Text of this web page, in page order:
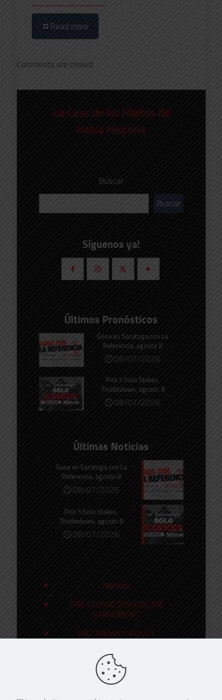
Read more
Comments are closed.
La Casa de los Hípicos de
Habla Hispana
Buscar
Buscar
Síguenos ya!
Últimos Pronósticos
Gana en Saratoga con La
Referencia, agosto 8
08/07/2026
Pick 5 Solo Stakes,
Thistledown, agosto 8
08/07/2026
Últimas Noticias
Gana en Saratoga con La
Referencia, agosto 8
08/07/2026
Pick 5 Solo Stakes,
Thistledown, agosto 8
08/07/2026
Noticias
DRF COOKIE DISCLOSURE
STATEMENT
DRF PRIVACY POLICY